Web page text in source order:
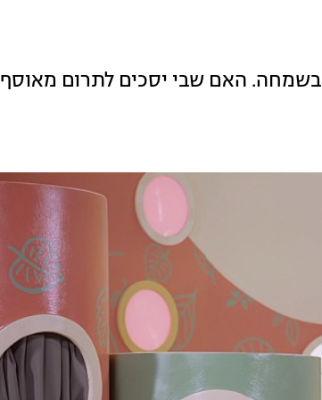
בשמחה. האם שבי יסכים לתרום מאוסף